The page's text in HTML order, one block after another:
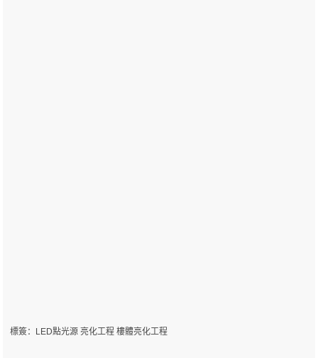
標簽： LED點光源 亮化工程 樓體亮化工程